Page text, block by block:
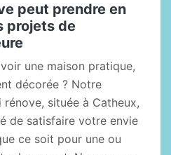
peut prendre en
projets de
une maison pratique,
décorée ? Notre
située à Catheux,
de satisfaire votre envie
ce soit pour une ou